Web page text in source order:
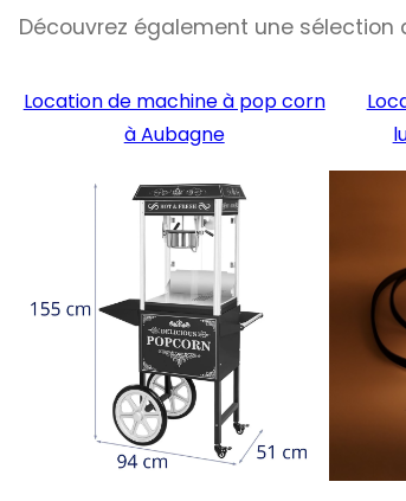
Découvrez également une sélection
Location de machine à pop corn
à Aubagne